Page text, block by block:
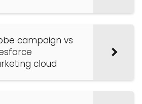
campaign vs
cloud